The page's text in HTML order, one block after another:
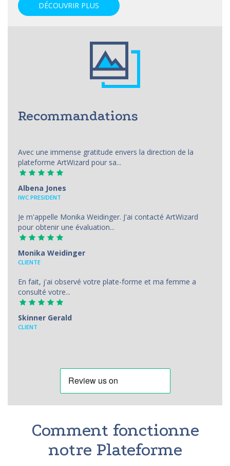
DÉCOUVRIR PLUS
Recommandations
Avec une immense gratitude envers la direction de la
plateforme ArtWizard pour sa...
Albena Jones
IWC PRESIDENT
Je m'appelle Monika Weidinger. J'ai contacté ArtWizard
pour obtenir une évaluation...
Monika Weidinger
CLIENTE
En fait, j'ai observé votre plate-forme et ma femme a
consulté votre...
Skinner Gerald
CLIENT
Comment fonctionne
notre Plateforme